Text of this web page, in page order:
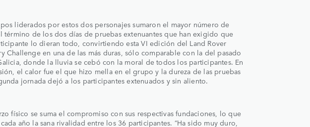
liderados por estos dos personajes sumaron el mayor número de
término de los dos días de pruebas extenuantes que han exigido que
lo dieran todo, convirtiendo esta VI edición del Land Rover
Challenge en una de las más duras, sólo comparable con la del pasado
donde la lluvia se cebó con la moral de todos los participantes. En
el calor fue el que hizo mella en el grupo y la dureza de las pruebas
jornada dejó a los participantes extenuados y sin aliento.
físico se suma el compromiso con sus respectivas fundaciones, lo que
año la sana rivalidad entre los 36 participantes. “Ha sido muy duro,